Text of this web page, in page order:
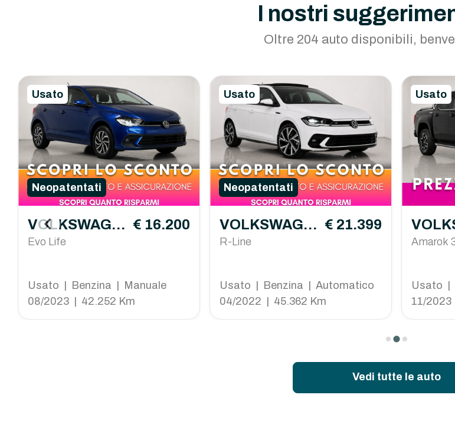
I nostri
Oltre 204 auto disponibili,
Usato
Neopatentati
VOLKSWAGE
N Polo
Evo Life
€ 16.200
Usato | Benzina | Manuale
08/2023 | 42.252 Km
Usato
Neopatentati
VOLKSWAGE
N Polo
R-Line
€ 21.399
Usato | Benzina | Automatico
04/2022 | 45.362 Km
Usato
N
Amarok
Usato |
11/2023
Vedi tutte le auto